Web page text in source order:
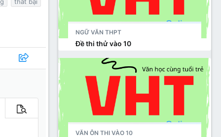
thất bại
tùy chọn…
Xem trước
NGỮ VĂN THPT
Đề thi thử vào 10
VĂN ÔN THI VÀO 10